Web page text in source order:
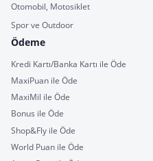
Otomobil, Motosiklet
Spor ve Outdoor
Ödeme
Kredi Kartı/Banka Kartı ile Öde
MaxiPuan ile Öde
MaxiMil ile Öde
Bonus ile Öde
Shop&Fly ile Öde
World Puan ile Öde